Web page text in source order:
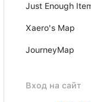
Just Enough
Xаero's Mаp
JourneyMap
Вход на сайт